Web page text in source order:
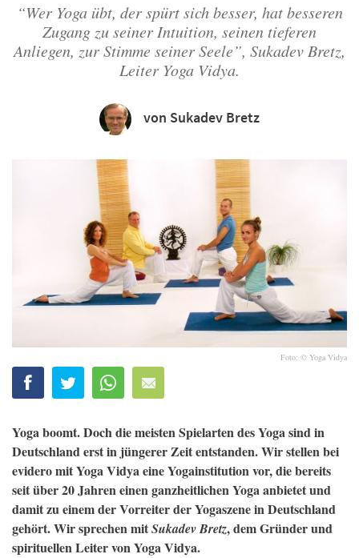
“Wer Yoga übt, der spürt sich besser, hat besseren
Zugang zu seiner Intuition, seinen tieferen
Anliegen, zur Stimme seiner Seele”, Sukadev Bretz,
Leiter Yoga Vidya.
von Sukadev Bretz
Foto: © Yoga Vidya
Yoga boomt. Doch die meisten Spielarten des Yoga sind in
Deutschland erst in jüngerer Zeit entstanden. Wir stellen bei
evidero mit Yoga Vidya eine Yogainstitution vor, die bereits
seit über 20 Jahren einen ganzheitlichen Yoga anbietet und
damit zu einem der Vorreiter der Yogaszene in Deutschland
gehört. Wir sprechen mitSukadev Bretz, dem Gründer und
spirituellen Leiter von Yoga Vidya.